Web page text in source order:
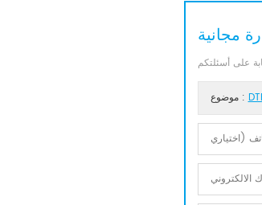
مجانية
موضوع :